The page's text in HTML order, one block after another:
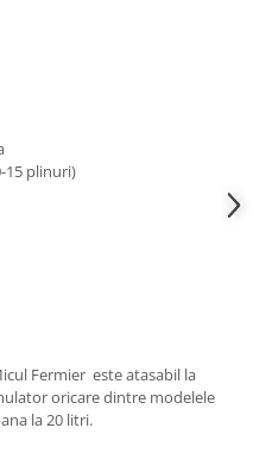
15 plinuri)
Fermier este atasabil la
oricare dintre modelele
la 20 litri.